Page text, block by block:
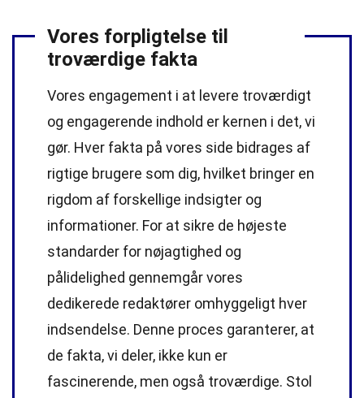
Vores forpligtelse til
troværdige fakta
Vores engagement i at levere troværdigt
og engagerende indhold er kernen i det, vi
gør. Hver fakta på vores side bidrages af
rigtige brugere som dig, hvilket bringer en
rigdom af forskellige indsigter og
informationer. For at sikre de højeste
standarder for nøjagtighed og
pålidelighed gennemgår vores
dedikerede redaktører omhyggeligt hver
indsendelse. Denne proces garanterer, at
de fakta, vi deler, ikke kun er
fascinerende, men også troværdige. Stol